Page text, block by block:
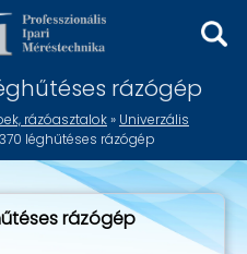
rázógép
rázóasztalok» Univerzális
léghűtéses rázógép
rázógép